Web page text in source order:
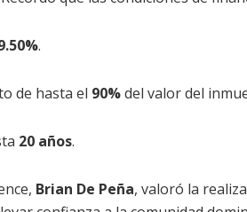
.
de hasta el 90%del valor del
20 años.
Brian De Peña, valoró la